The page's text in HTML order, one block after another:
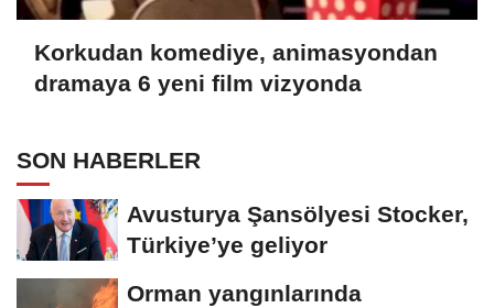
Korkudan komediye, animasyondan
dramaya 6 yeni film vizyonda
SON HABERLER
Avusturya Şansölyesi Stocker,
Türkiye’ye geliyor
Orman yangınlarında